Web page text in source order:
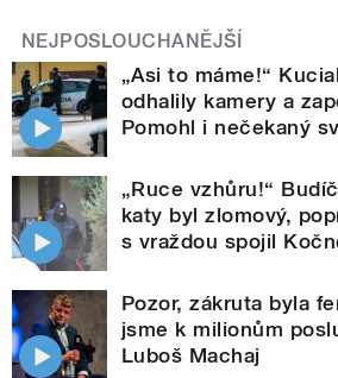
NEJPOSLOUCHANĚJŠÍ
„Asi to máme!“
odhalily kamery a
Pomohl i nečekaný
„Ruce vzhůru!“
katy byl zlomový,
s vraždou spojil
Pozor, zákruta byla
jsme k milionům
Luboš Machaj